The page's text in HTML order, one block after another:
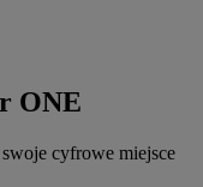
ONE
cyfrowe miejsce